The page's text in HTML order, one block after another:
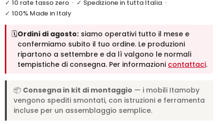
✓ 10 rate tasso zero · ✓ Spedizione in tutta Italia ·
✓ 100% Made in Italy
🗓️Ordini di agosto: siamo operativi tutto il mese e
confermiamo subito il tuo ordine. Le produzioni
ripartono a settembre e da lì valgono le normali
tempistiche di consegna. Per informazioni contattaci.
📦 Consegna in kit di montaggio — i mobili Itamoby
vengono spediti smontati, con istruzioni e ferramenta
incluse per un assemblaggio semplice.